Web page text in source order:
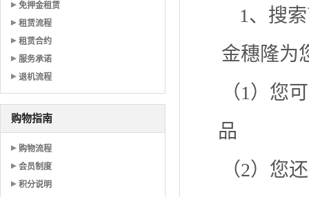
1、搜
金穗隆为
（1）您
品
（2）您
免押金租赁
租赁流程
租赁合约
服务承诺
退机流程
购物指南
购物流程
会员制度
积分说明